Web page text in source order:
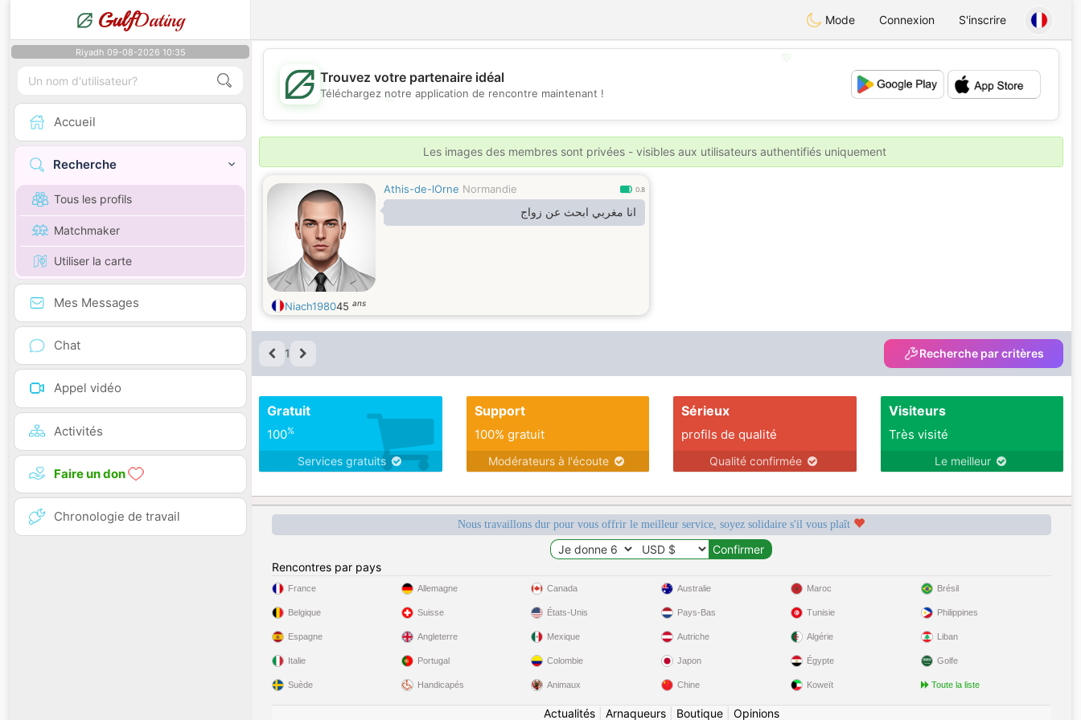
GulfDating Mode Connexion S'inscrire
Riyadh 09-08-2026 10:35
Accueil
Recherche
Tous les profils
Matchmaker
Utiliser la carte
Mes Messages
Chat
Appel vidéo
Activités
Faire un don
Chronologie de travail
💖
💕
💕
Trouvez votre partenaire idéal
Téléchargez notre application de rencontre maintenant !
Les images des membres sont privées - visibles aux utilisateurs authentifiés uniquement
Athis-de-lOrne Normandie 0.8
انا مغربي ابحث عن زواج
Niach198045 ans
1 Recherche par critères
Gratuit
100%
Services gratuits
Support
100% gratuit
Modérateurs à l'écoute
Sérieux
profils de qualité
Qualité confirmée
Visiteurs
Très visité
Le meilleur
Nous travaillons dur pour vous offrir le meilleur service, soyez solidaire s'il vous plaît
Rencontres par pays
France
Belgique
Espagne
Italie
Suède
Allemagne
Suisse
Angleterre
Portugal
Handicapés
Canada
États-Unis
Mexique
Colombie
Animaux
Australie
Pays-Bas
Autriche
Japon
Chine
Maroc
Tunisie
Algérie
Égypte
Koweït
Brésil
Philippines
Liban
Golfe
Toute la liste
Actualités| Arnaqueurs| Boutique| Opinions